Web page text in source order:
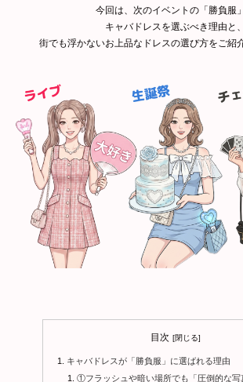
今回は、次のイベントの「勝負服
キャバドレスを選ぶべき理由と、
街でも浮かないお上品なドレスの選び方をご紹
目次
キャバドレスが「勝負服」に選ばれる理由
①フラッシュや暗い場所でも「圧倒的な写